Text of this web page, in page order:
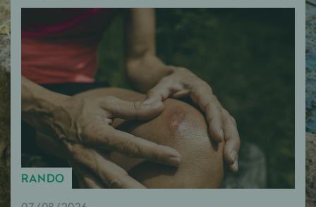
RANDO